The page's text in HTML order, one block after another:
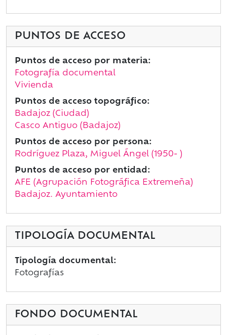
PUNTOS DE ACCESO
Puntos de acceso por materia:
Fotografía documental
Vivienda
Puntos de acceso topográfico:
Badajoz (Ciudad)
Casco Antiguo (Badajoz)
Puntos de acceso por persona:
Rodríguez Plaza, Miguel Ángel (1950- )
Puntos de acceso por entidad:
AFE (Agrupación Fotográfica Extremeña)
Badajoz. Ayuntamiento
TIPOLOGÍA DOCUMENTAL
Tipología documental:
Fotografías
FONDO DOCUMENTAL